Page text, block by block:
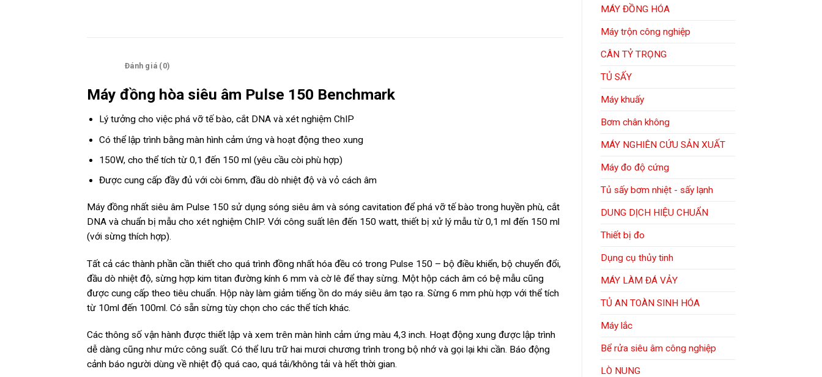
MÁY ĐỒNG HÓA
Máy trộn công nghiệp
CÂN TỶ TRỌNG
TỦ SẤY
Máy khuấy
Bơm chân không
MÁY NGHIÊN CỨU SẢN XUẤT
Máy đo độ cứng
Tủ sấy bơm nhiệt - sấy lạnh
DUNG DỊCH HIỆU CHUẨN
Thiết bị đo
Dụng cụ thủy tinh
MÁY LÀM ĐÁ VẢY
TỦ AN TOÀN SINH HÓA
Máy lắc
Bể rửa siêu âm công nghiệp
LÒ NUNG
Đánh giá (0)
Máy đồng hòa siêu âm Pulse 150 Benchmark
Lý tưởng cho việc phá vỡ tế bào, cắt DNA và xét nghiệm ChIP
Có thể lập trình bằng màn hình cảm ứng và hoạt động theo xung
150W, cho thể tích từ 0,1 đến 150 ml (yêu cầu còi phù hợp)
Được cung cấp đầy đủ với còi 6mm, đầu dò nhiệt độ và vỏ cách âm
Máy đồng nhất siêu âm Pulse 150 sử dụng sóng siêu âm và sóng cavitation để phá vỡ tế bào trong huyền phù, cắt
DNA và chuẩn bị mẫu cho xét nghiệm ChIP. Với công suất lên đến 150 watt, thiết bị xử lý mẫu từ 0,1 ml đến 150 ml
(với sừng thích hợp).
Tất cả các thành phần cần thiết cho quá trình đồng nhất hóa đều có trong Pulse 150 – bộ điều khiển, bộ chuyển đổi,
đầu dò nhiệt độ, sừng hợp kim titan đường kính 6 mm và cờ lê để thay sừng. Một hộp cách âm có bệ mẫu cũng
được cung cấp theo tiêu chuẩn. Hộp này làm giảm tiếng ồn do máy siêu âm tạo ra. Sừng 6 mm phù hợp với thể tích
từ 10ml đến 100ml. Có sẵn sừng tùy chọn cho các thể tích khác.
Các thông số vận hành được thiết lập và xem trên màn hình cảm ứng màu 4,3 inch. Hoạt động xung được lập trình
dễ dàng cũng như mức công suất. Có thể lưu trữ hai mươi chương trình trong bộ nhớ và gọi lại khi cần. Báo động
cảnh báo người dùng về nhiệt độ quá cao, quá tải/không tải và hết thời gian.